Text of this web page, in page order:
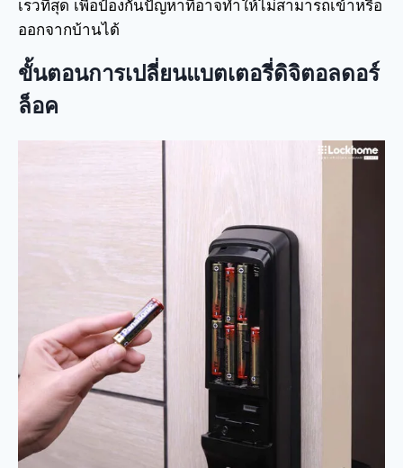
เร็วที่สุด เพื่อป้องกันปัญหาที่อาจทำให้ไม่สามารถเข้าหรือ
ออกจากบ้านได้
ขั้นตอนการเปลี่ยนแบตเตอรี่ดิจิตอลดอร์
ล็อค